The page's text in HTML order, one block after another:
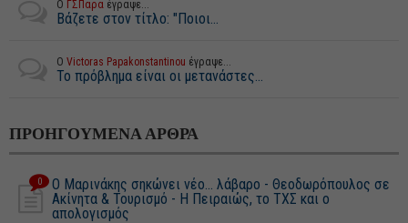
Ο ΓΣΠαρα έγραψε...
Βάζετε στον τίτλο: "Ποιοι...
Ο Victoras Papakonstantinou έγραψε...
Το πρόβλημα είναι οι μετανάστες...
ΠΡΟΗΓΟΥΜΕΝΑ ΑΡΘΡΑ
0
Ο Μαρινάκης σηκώνει νέο... λάβαρο - Θεοδωρόπουλος σε
Ακίνητα & Τουρισμό - Η Πειραιώς, το ΤΧΣ και ο
απολογισμός